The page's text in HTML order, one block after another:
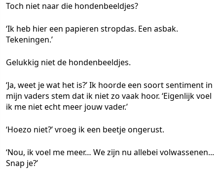
Toch niet naar die hondenbeeldjes?
‘Ik heb hier een papieren stropdas. Een asbak.
Tekeningen.’
Gelukkig niet de hondenbeeldjes.
‘Ja, weet je wat het is?’ Ik hoorde een soort sentiment in
mijn vaders stem dat ik niet zo vaak hoor. ‘Eigenlijk voel
ik me niet echt meer jouw vader.’
‘Hoezo niet?’ vroeg ik een beetje ongerust.
‘Nou, ik voel me meer… We zijn nu allebei volwassenen...
Snap je?’